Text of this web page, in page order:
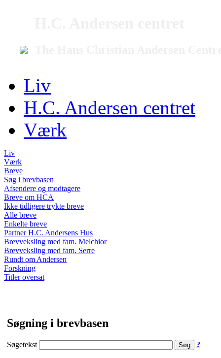
Liv
H.C. Andersen centret
Værk
Liv
Værk
Breve
Søg i brevbasen
Afsendere og modtagere
Breve om HCA
Ikke tidligere trykte breve
Alle breve
Enkelte breve
Partner H.C. Andersens Hus
Brevveksling med fam. Melchior
Brevveksling med fam. Serre
Rundt om Andersen
Forskning
Titler oversat
Søgning i brevbasen
Søgetekst ?